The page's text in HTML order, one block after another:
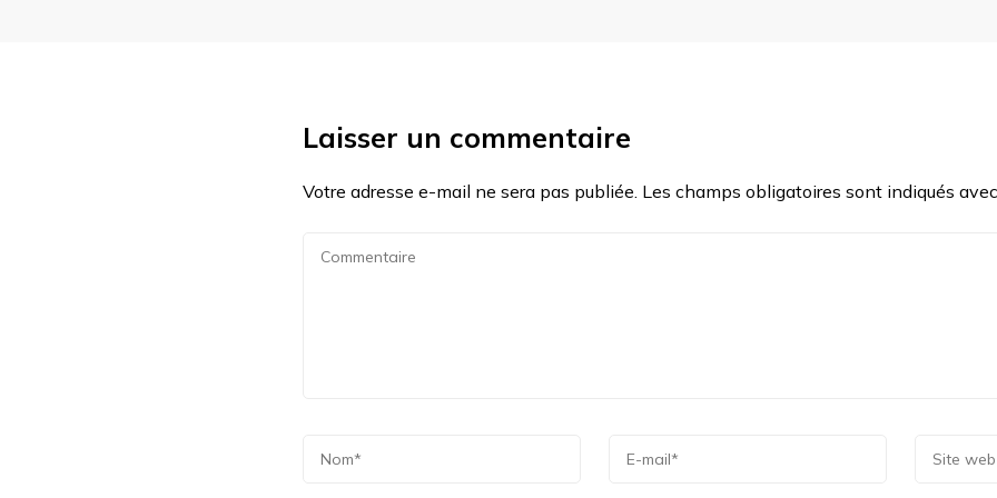
Laisser un commentaire
Votre adresse e-mail ne sera pas publiée. Les champs obligatoires sont indiqués